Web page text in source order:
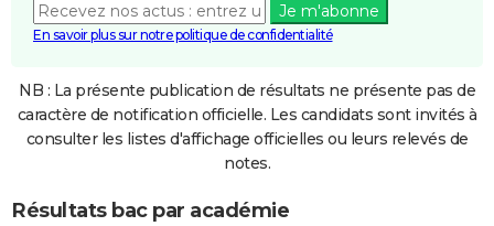
Je m'abonne
En savoir plus sur notre politique de confidentialité
NB : La présente publication de résultats ne présente pas de
caractère de notification officielle. Les candidats sont invités à
consulter les listes d'affichage officielles ou leurs relevés de
notes.
Résultats bac par académie